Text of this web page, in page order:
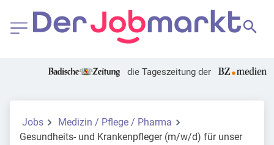
die Tageszeitung der
Jobs
Medizin / Pflege / Pharma
Gesundheits- und Krankenpfleger (m/w/d) für unser